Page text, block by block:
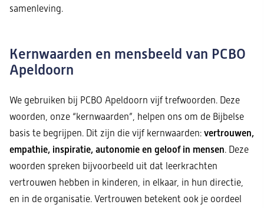
samenleving.
Kernwaarden en mensbeeld van PCBO
Apeldoorn
We gebruiken bij PCBO Apeldoorn vijf trefwoorden. Deze
woorden, onze “kernwaarden”, helpen ons om de Bijbelse
basis te begrijpen. Dit zijn die vijf kernwaarden: vertrouwen,
empathie, inspiratie, autonomie en geloof in mensen. Deze
woorden spreken bijvoorbeeld uit dat leerkrachten
vertrouwen hebben in kinderen, in elkaar, in hun directie,
en in de organisatie. Vertrouwen betekent ook je oordeel